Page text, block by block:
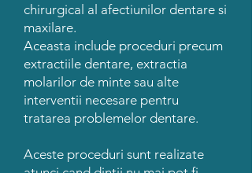
chirurgical al afectiunilor dentare si
maxilare.
Aceasta include proceduri precum
extractiile dentare, extractia
molarilor de minte sau alte
interventii necesare pentru
tratarea problemelor dentare.
Aceste proceduri sunt realizate